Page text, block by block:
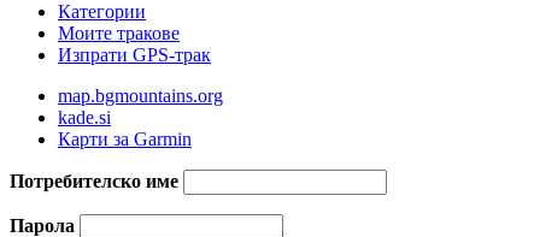
Категории
Моите тракове
Изпрати GPS-трак
map.bgmountains.org
kade.si
Карти за Garmin
Потребителско име
Парола